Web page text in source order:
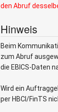
den Abruf
Hinweis
Beim
zum Abruf
die EBICS-Daten
Wird ein
per HBCI/FinTS